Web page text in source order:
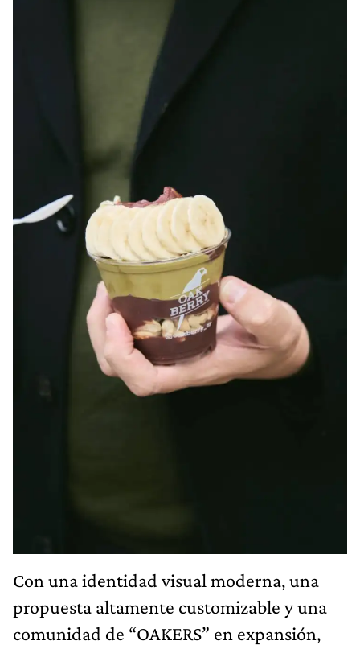
Con una identidad visual moderna, una
propuesta altamente customizable y una
comunidad de “OAKERS” en expansión,